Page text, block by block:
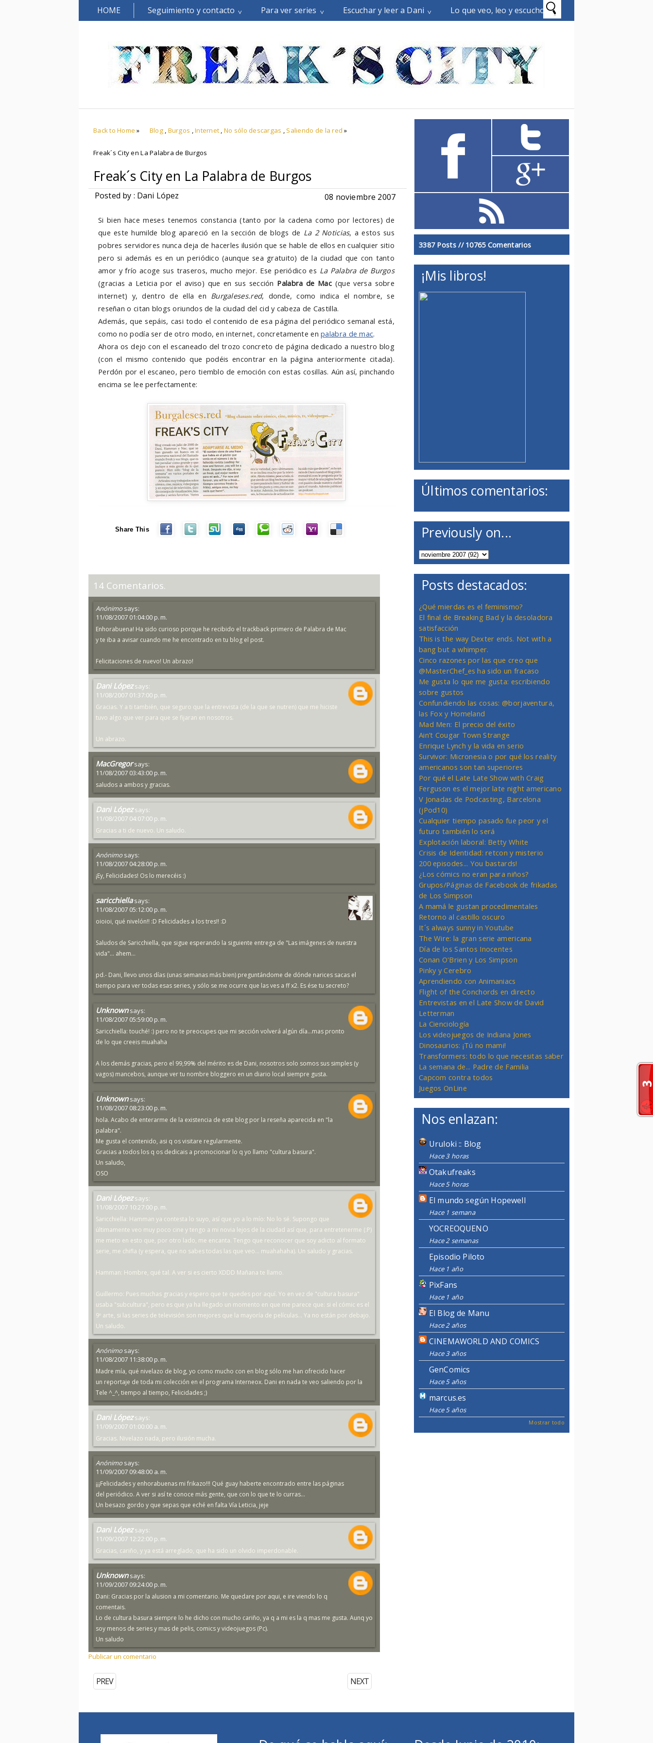
HOME Seguimiento y contacto Para ver series Escuchar y leer a Dani Lo que veo, leo y escucho
Back to Home » Blog, Burgos ,Internet ,No sólo descargas , Saliendo de la red »
Freak´s City en La Palabra de Burgos
Freak´s City en La Palabra de Burgos
Posted by : Dani López 08 noviembre 2007
Si bien hace meses tenemos constancia (tanto por la cadena como por lectores) de
que este humilde blog apareció en la sección de blogs de La 2 Noticias, a estos sus
pobres servidores nunca deja de hacerles ilusión que se hable de ellos en cualquier sitio
pero si además es en un periódico (aunque sea gratuito) de la ciudad que con tanto
amor y frío acoge sus traseros, mucho mejor. Ese periódico es La Palabra de Burgos
(gracias a Leticia por el aviso) que en sus sección Palabra de Mac (que versa sobre
internet) y, dentro de ella en Burgaleses.red, donde, como indica el nombre, se
reseñan o citan blogs oriundos de la ciudad del cid y cabeza de Castilla.
Además, que sepáis, casi todo el contenido de esa página del periódico semanal está,
como no podía ser de otro modo, en internet, concretamente enpalabra de mac.
Ahora os dejo con el escaneado del trozo concreto de página dedicado a nuestro blog
(con el mismo contenido que podéis encontrar en la página anteriormente citada).
Perdón por el escaneo, pero tiemblo de emoción con estas cosillas. Aún así, pinchando
encima se lee perfectamente:
Share This
14 Comentarios.
Anónimo says:
11/08/2007 01:04:00 p. m.
Enhorabuena! Ha sido curioso porque he recibido el trackback primero de Palabra de Mac
y te iba a avisar cuando me he encontrado en tu blog el post.
Felicitaciones de nuevo! Un abrazo!
Dani López says:
11/08/2007 01:37:00 p. m.
Gracias. Y a ti también, que seguro que la entrevista (de la que se nutren) que me hiciste
tuvo algo que ver para que se fijaran en nosotros.
Un abrazo.
MacGregor says:
11/08/2007 03:43:00 p. m.
saludos a ambos y gracias.
Dani López says:
11/08/2007 04:07:00 p. m.
Gracias a ti de nuevo. Un saludo.
Anónimo says:
11/08/2007 04:28:00 p. m.
¡Ey, Felicidades! Os lo merecéis :)
saricchiella says:
11/08/2007 05:12:00 p. m.
oioioi, qué nivelón!! :D Felicidades a los tres!! :D
Saludos de Saricchiella, que sigue esperando la siguiente entrega de "Las imágenes de nuestra
vida"... ahem...
pd.- Dani, llevo unos días (unas semanas más bien) preguntándome de dónde narices sacas el
tiempo para ver todas esas series, y sólo se me ocurre que las ves a ff x2. Es ése tu secreto?
Unknown says:
11/08/2007 05:59:00 p. m.
Saricchiella: touché! :) pero no te preocupes que mi sección volverá algún día...mas pronto
de lo que creeis muahaha
A los demás gracias, pero el 99,99% del mérito es de Dani, nosotros solo somos sus simples (y
vagos) mancebos, aunque ver tu nombre bloggero en un diario local siempre gusta.
Unknown says:
11/08/2007 08:23:00 p. m.
hola. Acabo de enterarme de la existencia de este blog por la reseña aparecida en "la
palabra".
Me gusta el contenido, asi q os visitare regularmente.
Gracias a todos los q os dedicais a promocionar lo q yo llamo "cultura basura".
Un saludo,
OSO
Dani López says:
11/08/2007 10:27:00 p. m.
Saricchiella: Hamman ya contesta lo suyo, así que yo a lo mío: No lo sé. Supongo que
últimamente veo muy poco cine y tengo a mi novia lejos de la ciudad así que, para entretenerme (:P)
me meto en esto que, por otro lado, me encanta. Tengo que reconocer que soy adicto al formato
serie, me chifla (y espera, que no sabes todas las que veo... muahahaha). Un saludo y gracias.
Hamman: Hombre, qué tal. A ver si es cierto XDDD Mañana te llamo.
Guillermo: Pues muchas gracias y espero que te quedes por aquí. Yo en vez de "cultura basura"
usaba "subcultura", pero es que ya ha llegado un momento en que me parece que: si el cómic es el
9º arte, si las series de televisión son mejores que la mayoría de películas... Ya no están por debajo.
Un saludo.
Anónimo says:
11/08/2007 11:38:00 p. m.
Madre mía, qué nivelazo de blog, yo como mucho con en blog sólo me han ofrecido hacer
un reportaje de toda mi colección en el programa Interneox. Dani en nada te veo saliendo por la
Tele ^_^, tiempo al tiempo, Felicidades ;)
Dani López says:
11/09/2007 01:00:00 a. m.
Gracias. Nivelazo nada, pero ilusión mucha.
Anónimo says:
11/09/2007 09:48:00 a. m.
¡¡¡Felicidades y enhorabuenas mi frikazo!!! Qué guay haberte encontrado entre las páginas
del periódico. A ver si así te conoce más gente, que con lo que te lo curras...
Un besazo gordo y que sepas que eché en falta Vía Leticia, jeje
Dani López says:
11/09/2007 12:22:00 p. m.
Gracias, cariño, y ya está arreglado, que ha sido un olvido imperdonable.
Unknown says:
11/09/2007 09:24:00 p. m.
Dani: Gracias por la alusion a mi comentario. Me quedare por aqui, e ire viendo lo q
comentais.
Lo de cultura basura siempre lo he dicho con mucho cariño, ya q a mi es la q mas me gusta. Aunq yo
soy menos de series y mas de pelis, comics y videojuegos (Pc).
Un saludo
Publicar un comentario
NEXT
PREV
3387 Posts // 10765 Comentarios
¡Mis libros!
Últimos comentarios:
Previously on...
Posts destacados:
¿Qué mierdas es el feminismo?
El final de Breaking Bad y la desoladora
satisfacción
This is the way Dexter ends. Not with a
bang but a whimper.
Cinco razones por las que creo que
@MasterChef_es ha sido un fracaso
Me gusta lo que me gusta: escribiendo
sobre gustos
Confundiendo las cosas: @borjaventura,
las Fox y Homeland
Mad Men: El precio del éxito
Ain’t Cougar Town Strange
Enrique Lynch y la vida en serio
Survivor: Micronesia o por qué los reality
americanos son tan superiores
Por qué el Late Late Show with Craig
Ferguson es el mejor late night americano
V Jonadas de Podcasting, Barcelona
(jPod10)
Cualquier tiempo pasado fue peor y el
futuro también lo será
Explotación laboral: Betty White
Crisis de Identidad: retcon y misterio
200 episodes... You bastards!
¿Los cómics no eran para niños?
Grupos/Páginas de Facebook de frikadas
de Los Simpson
A mamá le gustan procedimentales
Retorno al castillo oscuro
It´s always sunny in Youtube
The Wire: la gran serie americana
Día de los Santos Inocentes
Conan O'Brien y Los Simpson
Pinky y Cerebro
Aprendiendo con Animaniacs
Flight of the Conchords en directo
Entrevistas en el Late Show de David
Letterman
La Cienciología
Los videojuegos de Indiana Jones
Dinosaurios: ¡Tú no mami!
Transformers: todo lo que necesitas saber
La semana de... Padre de Familia
Capcom contra todos
Juegos OnLine
Nos enlazan:
Uruloki :: Blog
Hace 3 horas
Otakufreaks
Hace 5 horas
El mundo según Hopewell
Hace 1 semana
YOCREOQUENO
Hace 2 semanas
Episodio Piloto
Hace 1 año
PixFans
Hace 1 año
El Blog de Manu
Hace 2 años
CINEMAWORLD AND COMICS
Hace 3 años
GenComics
Hace 5 años
marcus.es
Hace 5 años
Mostrar todo